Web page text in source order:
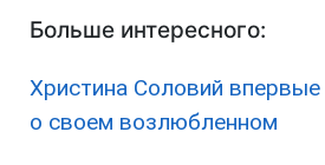
Больше интересного:
Христина Соловий впервые
о своем возлюбленном